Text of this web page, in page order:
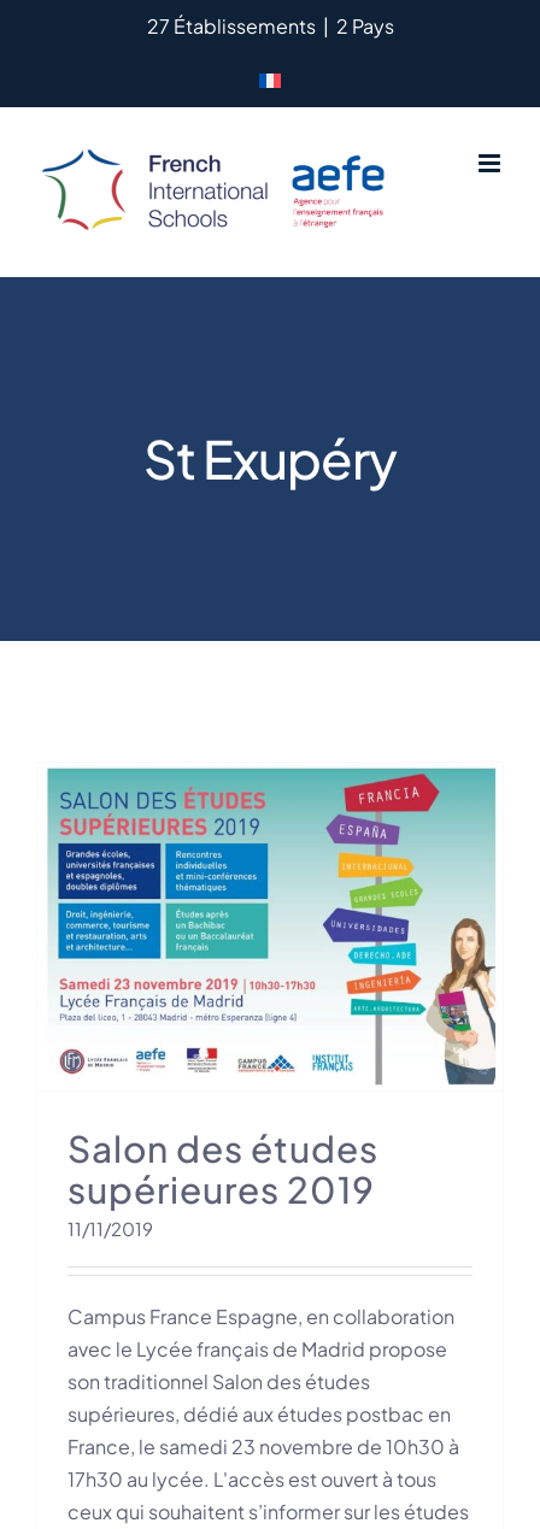
27 Établissements | 2 Pays
St Exupéry
Salon des études
supérieures 2019
11/11/2019
Campus France Espagne, en collaboration
avec le Lycée français de Madrid propose
son traditionnel Salon des études
supérieures, dédié aux études postbac en
France, le samedi 23 novembre de 10h30 à
17h30 au lycée. L'accès est ouvert à tous
ceux qui souhaitent s’informer sur les études